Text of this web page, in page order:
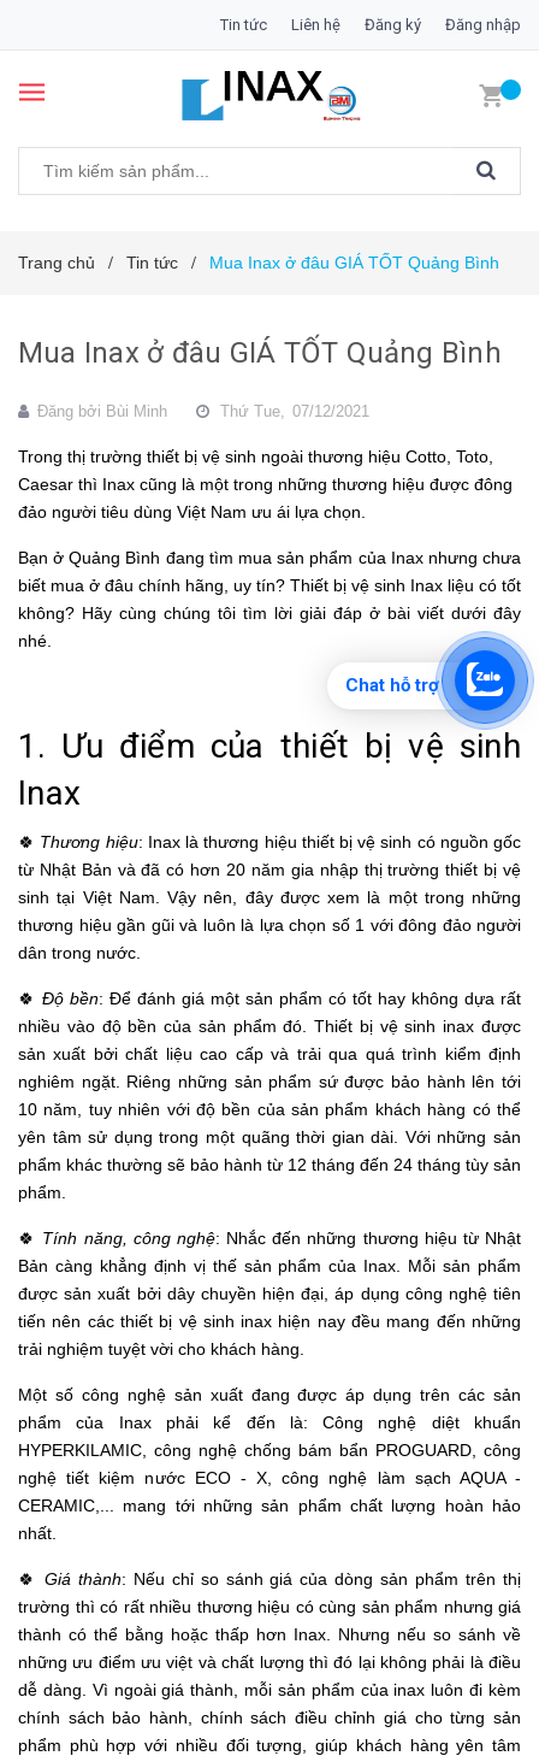
Tin tức Liên hệ Đăng ký Đăng nhập
Trang chủ / Tin tức / Mua Inax ở đâu GIÁ TỐT Quảng Bình
Mua Inax ở đâu GIÁ TỐT Quảng Bình
Đăng bởi Bùi Minh Thứ Tue, 07/12/2021
Trong thị trường thiết bị vệ sinh ngoài thương hiệu Cotto, Toto,
Caesar thì Inax cũng là một trong những thương hiệu được đông
đảo người tiêu dùng Việt Nam ưu ái lựa chọn.
Bạn ở Quảng Bình đang tìm mua sản phẩm của Inax nhưng chưa
biết mua ở đâu chính hãng, uy tín? Thiết bị vệ sinh Inax liệu có tốt
không? Hãy cùng chúng tôi tìm lời giải đáp ở bài viết dưới đây
nhé.
1. Ưu điểm của thiết bị vệ sinh
Inax
🍀 Thương hiệu: Inaxlà thương hiệu thiết bị vệ sinh có nguồn gốc
từ Nhật Bản và đã có hơn 20 năm gia nhập thị trường thiết bị vệ
sinh tại Việt Nam. Vậy nên, đây được xem là một trong những
thương hiệu gần gũi và luôn là lựa chọn số 1 với đông đảo người
dân trong nước.
🍀 Độ bền: Để đánh giá một sản phẩm có tốt hay không dựa rất
nhiều vào độ bền của sản phẩm đó. Thiết bị vệ sinh inax được
sản xuất bởi chất liệu cao cấp và trải qua quá trình kiểm định
nghiêm ngặt. Riêng những sản phẩm sứ được bảo hành lên tới
10 năm, tuy nhiên với độ bền của sản phẩm khách hàng có thể
yên tâm sử dụng trong một quãng thời gian dài. Với những sản
phẩm khác thường sẽ bảo hành từ 12 tháng đến 24 tháng tùy sản
phẩm.
🍀 Tính năng, công nghệ: Nhắc đến những thương hiệu từ Nhật
Bản càng khẳng định vị thế sản phẩm của Inax. Mỗi sản phẩm
được sản xuất bởi dây chuyền hiện đại, áp dụng công nghệ tiên
tiến nên các thiết bị vệ sinh inax hiện nay đều mang đến những
trải nghiệm tuyệt vời cho khách hàng.
Một số công nghệ sản xuất đang được áp dụng trên các sản
phẩm của Inax phải kể đến là: Công nghệ diệt khuẩn
HYPERKILAMIC, công nghệ chống bám bẩn PROGUARD, công
nghệ tiết kiệm nước ECO - X, công nghệ làm sạch AQUA -
CERAMIC,... mang tới những sản phẩm chất lượng hoàn hảo
nhất.
🍀 Giá thành: Nếu chỉ so sánh giá của dòng sản phẩm trên thị
trường thì có rất nhiều thương hiệu có cùng sản phẩm nhưng giá
thành có thể bằng hoặc thấp hơn Inax. Nhưng nếu so sánh về
những ưu điểm ưu việt và chất lượng thì đó lại không phải là điều
dễ dàng. Vì ngoài giá thành, mỗi sản phẩm của inax luôn đi kèm
chính sách bảo hành, chính sách điều chỉnh giá cho từng sản
phẩm phù hợp với nhiều đối tượng, giúp khách hàng yên tâm
Chat hỗ trợ